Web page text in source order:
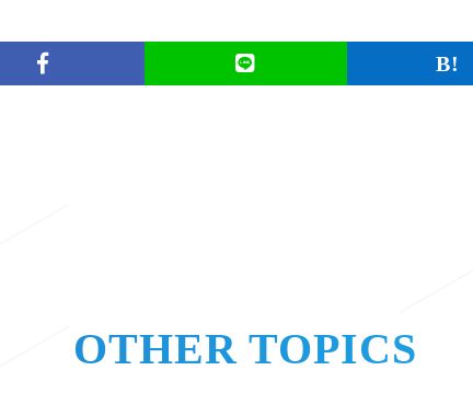
OTHER TOPICS